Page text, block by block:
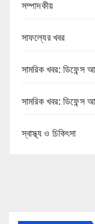
সম্পাদকীয়
সাফল্যের খবর
সামরিক খবর: ডিফেন্স
সামরিক খবর: ডিফেন্স
স্বাস্থ্য ও চিকিৎসা